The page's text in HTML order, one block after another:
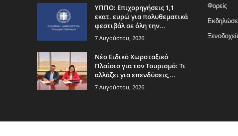
ΥΠΠΟ: Επιχορηγήσεις 1,1
εκατ. ευρώ για πολυθεματικά
φεστιβάλ σε όλη την...
7 Αυγούστου, 2026
Νέο Ειδικό Χωροταξικό
Πλαίσιο για τον Τουρισμό: Τι
αλλάζει για επενδύσεις,...
7 Αυγούστου, 2026
Φορείς